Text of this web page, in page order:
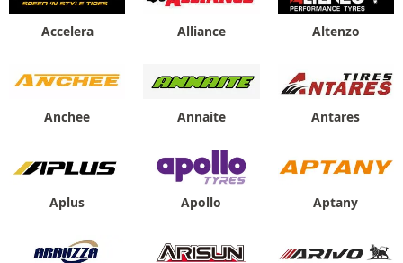
Accelera Alliance Altenzo
Anchee Annaite Antares
Aplus Apollo Aptany